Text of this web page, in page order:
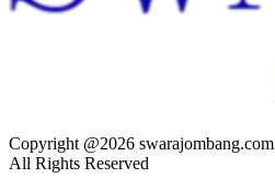
Copyright @2026 swarajombang.com
All Rights Reserved